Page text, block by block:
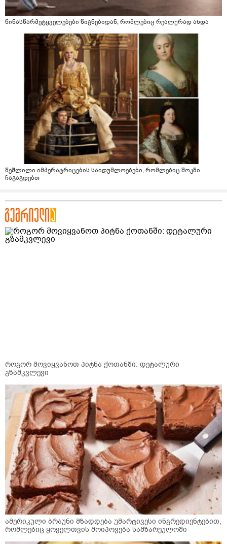
წინასწარმეტყველებები წიგნებიდან, რომლებიც რეალურად ახდა
შეშლილი იმპერატრიცების საიდუმლოებები, რომლებიც შოკში
ჩაგაგდებთ
როგორ მოვიყვანოთ პიტნა ქოთანში: დეტალური
გზამკვლევი
ამერიკული ბრაუნი მზადდება უმარტივესი ინგრედიენტებით,
რომლებიც ყოველთვის მოიპოვება სამზარეულოში